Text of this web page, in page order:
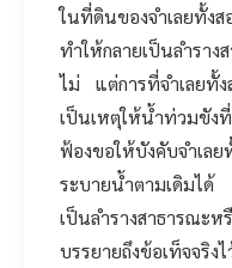
ในที่ดินของจำเลยทั้
ทำให้กลายเป็นลำราง
ไม่ แต่การที่จำเลยทั้ง
เป็นเหตุให้น้ำท่วมขั
ฟ้องขอให้บังคับจำเล
ระบายน้ำตามเดิมได้
เป็นลำรางสาธารณ
บรรยายถึงข้อเท็จจริง